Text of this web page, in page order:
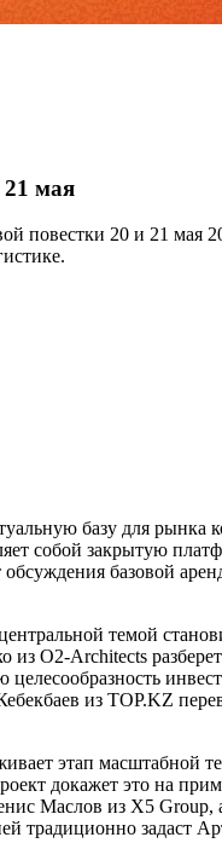
мая
повестки 20 и 21 мая
базу для рынка
собой закрытую
базовой
темой
из О2-Architects
из ТОР.KZ
этап масштабной
докажет это на
Маслов из Х5
традиционно задаст